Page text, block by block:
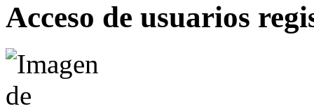
Acceso de usuarios